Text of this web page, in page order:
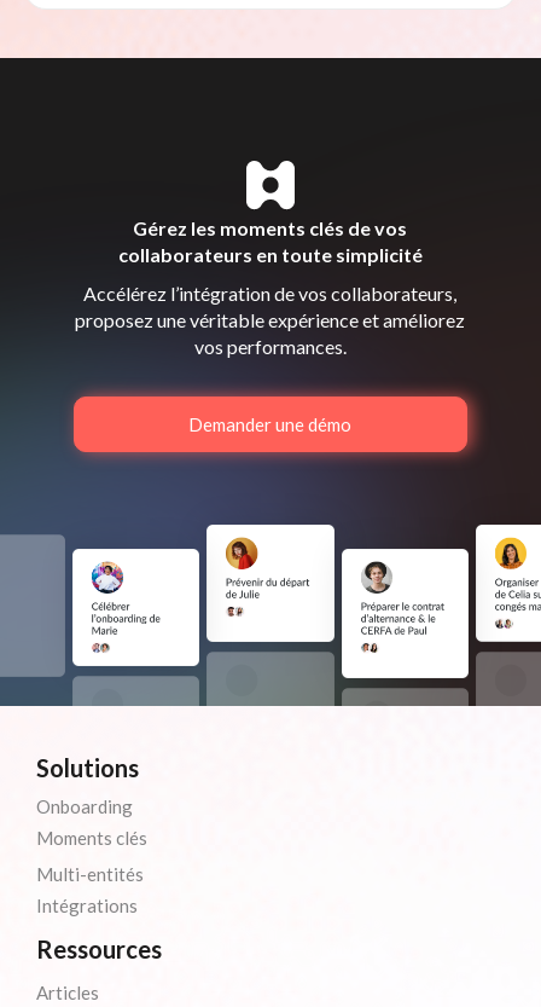
Gérez les moments clés de vos
collaborateurs en toute simplicité
Accélérez l’intégration de vos collaborateurs,
proposez une véritable expérience et améliorez
vos performances.
Demander une démo
Solutions
Onboarding
Moments clés
Multi-entités
Intégrations
Ressources
Articles